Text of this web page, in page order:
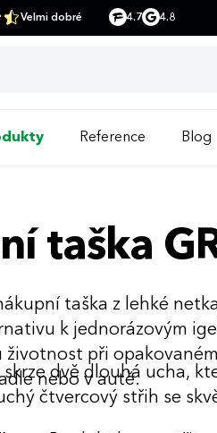
Velmi dobré 4.7 4.8
Reference Blog
taška
taška z lehké
k jednorázovým
při
nebo v autě.
dvě dlouhá ucha,
čtvercový střih se